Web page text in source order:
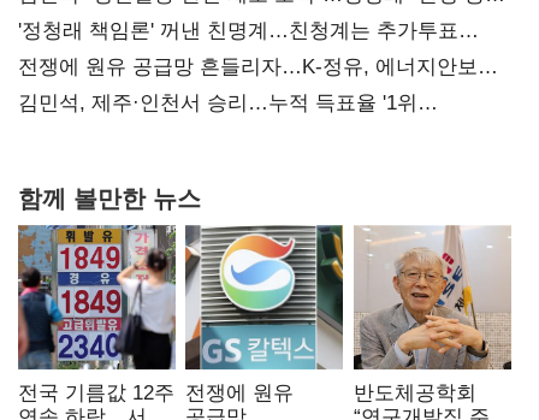
사과부터"
'정청래 책임론' 꺼낸 친명계…친청계는 추가투표
때리기
전쟁에 원유 공급망 흔들리자…K-정유, 에너지안보
핵심으로 재부상
김민석, 제주·인천서 승리…누적 득표율 '1위
함께 볼만한 뉴스
전국 기름값 12주 전쟁에 원유
반도체공학회